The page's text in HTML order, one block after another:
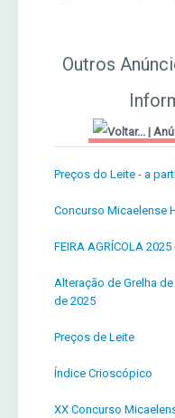
Outros
|
Preços do Leite - a
Concurso Micaelense
FEIRA AGRÍCOLA 2025
Alteração de Grelha
de 2025
Preços de Leite
Índice Crioscópico
XX Concurso